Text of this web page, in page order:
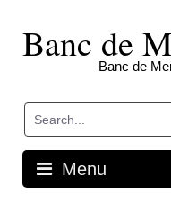
contentBanc de
Banc de
Menu